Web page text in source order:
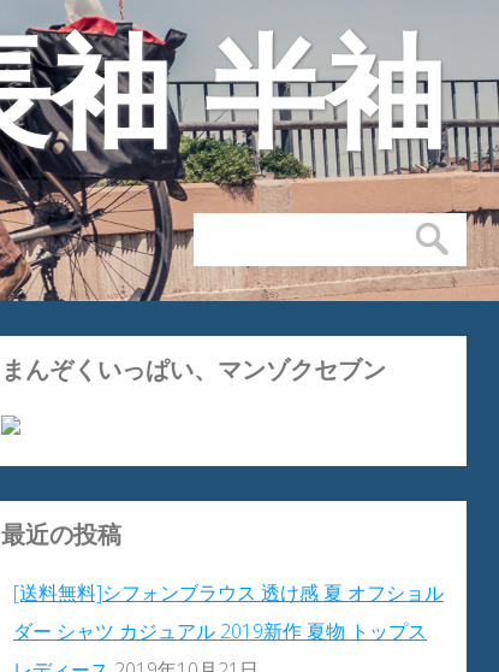
袖 半袖
まんぞくいっぱい、マンゾクセブン
最近の投稿
[送料無料]シフォンブラウス 透け感 夏 オフショル
ダー シャツ カジュアル 2019新作 夏物 トップス